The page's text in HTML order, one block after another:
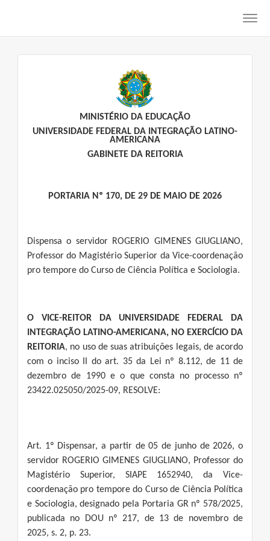
MINISTÉRIO DA EDUCAÇÃO
UNIVERSIDADE FEDERAL DA INTEGRAÇÃO LATINO-
AMERICANA
GABINETE DA REITORIA
PORTARIA Nº 170, DE 29 DE MAIO DE 2026
Dispensa o servidor ROGERIO GIMENES GIUGLIANO,
Professor do Magistério Superior da Vice-coordenação
pro tempore do Curso de Ciência Política e Sociologia.
O VICE-REITOR DA UNIVERSIDADE FEDERAL DA
INTEGRAÇÃO LATINO-AMERICANA, NO EXERCÍCIO DA
REITORIA, no uso de suas atribuições legais, de acordo
com o inciso II do art. 35 da Lei nº 8.112, de 11 de
dezembro de 1990 e o que consta no processo nº
23422.025050/2025-09, RESOLVE:
Art. 1º Dispensar, a partir de 05 de junho de 2026, o
servidor ROGERIO GIMENES GIUGLIANO, Professor do
Magistério Superior, SIAPE 1652940, da Vice-
coordenação pro tempore do Curso de Ciência Política
e Sociologia, designado pela Portaria GR nº 578/2025,
publicada no DOU nº 217, de 13 de novembro de
2025, s. 2, p. 23.